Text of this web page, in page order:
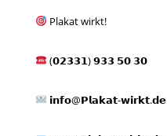
Plakat wirkt!
(𝟬𝟮𝟯𝟯𝟭) 𝟵𝟯𝟯 𝟱𝟬 𝟯𝟬
𝗶𝗻𝗳𝗼@𝗣𝗹𝗮𝗸𝗮𝘁-𝘄𝗶𝗿𝗸𝘁.𝗱𝗲